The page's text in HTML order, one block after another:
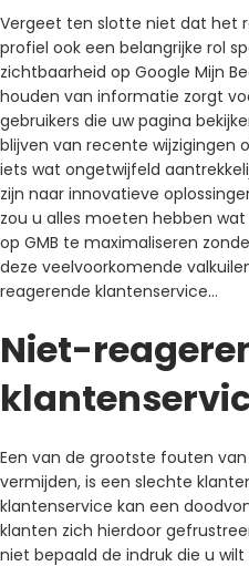
Vergeet ten slotte niet dat het
profiel ook een belangrijke rol
zichtbaarheid op Google Mijn
houden van informatie zorgt
gebruikers die uw pagina
blijven van recente wijzigingen
iets wat ongetwijfeld
zijn naar innovatieve
zou u alles moeten hebben
op GMB te maximaliseren
deze veelvoorkomende
reagerende klantenservice…
Niet-
Een van de grootste fouten
vermijden, is een slechte
klantenservice kan een
klanten zich hierdoor
niet bepaald de indruk die u